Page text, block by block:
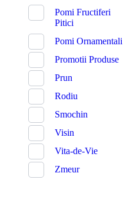
Pomi Fructiferi
Pitici
Pomi Ornamentali
Promotii Produse
Prun
Rodiu
Smochin
Visin
Vita-de-Vie
Zmeur